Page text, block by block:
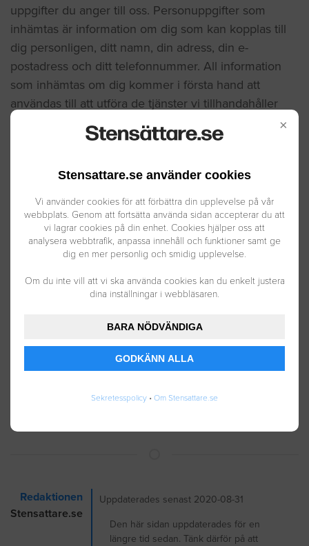
×
Stensattare.se använder cookies
Vi använder cookies för att förbättra din upplevelse på vår
webbplats. Genom att fortsätta använda sidan accepterar du att
vi lagrar cookies på din enhet. Cookies hjälper oss att
analysera webbtrafik, anpassa innehåll och funktioner samt ge
dig en mer personlig och smidig upplevelse.
Om du inte vill att vi ska använda cookies kan du enkelt justera
dina inställningar i webbläsaren.
BARA NÖDVÄNDIGA
GODKÄNN ALLA
Sekretesspolicy • Om Stensattare.se
uppgifter du anger till oss. Personuppgifter som
inhämtas är information om dig som kan kopplas till
dig personligen, ditt namn, din adress, din e-
postadress och ditt telefonnummer. All information
som inhämtas om dig kommer i första hand att
användas till att utföra de tjänster vi tillhandahåller
och i andra hand till att förbättra de tjänster vi
tillhandahåller. Detta för att vi ska kunna skapa
företag som är intresserade av ditt uppdrag.
Informationen kommer endast att delges till anslutna
företag till Westcoast Digital AB / Comp Media AB
(Stensattare.se). Annat användningsområde kan vara i
Stensattare.se. Du har rätt att få reda på vilken
information vi har om dig som person och att vid
behov göra rättelser. Du har även rätt att be oss att
Stensattare.se drivs av Westcoast Digital AB i
Redaktionen
Stensattare.se
Uppdaterades senast 2020-08-31
Den här sidan uppdaterades för en
längre tid sedan. Tänk därför på att